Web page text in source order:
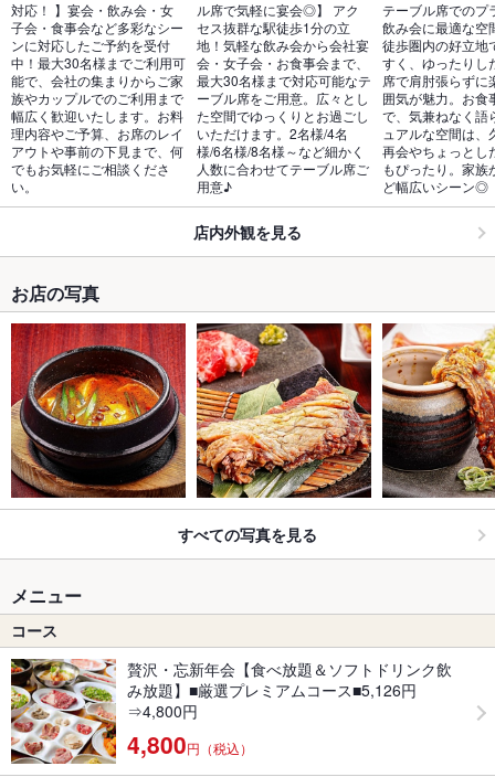
対応！ 】宴会・飲み会・女
子会・食事会など多彩なシー
ンに対応したご予約を受付
中！最大30名様までご利用可
能で、会社の集まりからご家
族やカップルでのご利用まで
幅広く歓迎いたします。お料
理内容やご予算、お席のレイ
アウトや事前の下見まで、何
でもお気軽にご相談くださ
い。
ル席で気軽に宴会◎】 アク
セス抜群な駅徒歩1分の立
地！気軽な飲み会から会社宴
会・女子会・お食事会まで、
最大30名様まで対応可能なテ
ーブル席をご用意。広々とし
た空間でゆっくりとお過ごし
いただけます。2名様/4名
様/6名様/8名様～など細かく
人数に合わせてテーブル席ご
用意♪
テーブル席でのプ
飲み会に最適な空
徒歩圏内の好立地
すく、ゆったりし
席で肩肘張らずに
囲気が魅力。お食
で、気兼ねなく語
ュアルな空間は、
再会やちょっとし
もぴったり。家族
ど幅広いシーン◎
店内外観を見る
お店の写真
すべての写真を見る
メニュー
コース
贅沢・忘新年会【食べ放題＆ソフトドリンク飲
み放題】■厳選プレミアムコース■5,126円
⇒4,800円
4,800円（税込）